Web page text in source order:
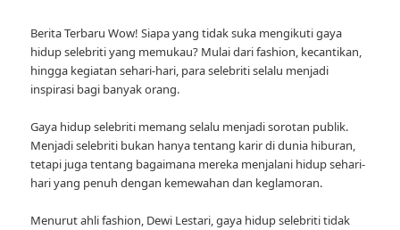
Berita Terbaru Wow! Siapa yang tidak suka mengikuti gaya
hidup selebriti yang memukau? Mulai dari fashion, kecantikan,
hingga kegiatan sehari-hari, para selebriti selalu menjadi
inspirasi bagi banyak orang.
Gaya hidup selebriti memang selalu menjadi sorotan publik.
Menjadi selebriti bukan hanya tentang karir di dunia hiburan,
tetapi juga tentang bagaimana mereka menjalani hidup sehari-
hari yang penuh dengan kemewahan dan keglamoran.
Menurut ahli fashion, Dewi Lestari, gaya hidup selebriti tidak